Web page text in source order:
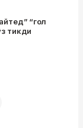
“гол
тикди